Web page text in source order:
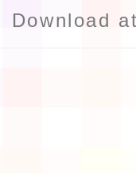
Download